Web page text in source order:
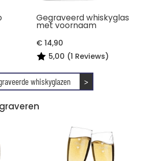
Gegraveerd whiskyglas
met voornaam
€ 14,90
5,00 (1 Reviews)
whiskyglazen >